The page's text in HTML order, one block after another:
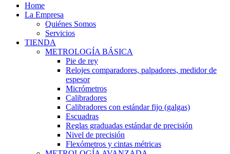
Home
La Empresa
Quiénes Somos
Servicios
TIENDA
METROLOGÍA BÁSICA
Pie de rey
Relojes comparadores, palpadores, medidor de
espesor
Micrómetros
Calibradores
Calibradores con estándar fijo (galgas)
Escuadras
Reglas graduadas estándar de precisión
Nivel de precisión
Flexómetros y cintas métricas